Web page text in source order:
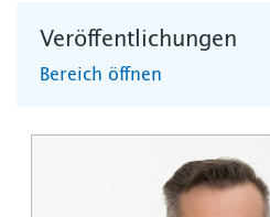
Veröffentlichungen
Bereich öffnen